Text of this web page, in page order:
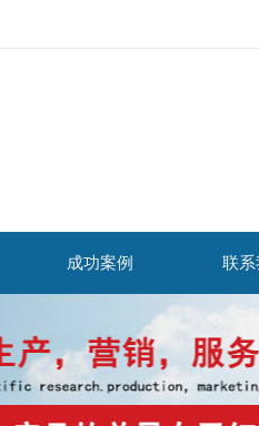
成功案例 联系